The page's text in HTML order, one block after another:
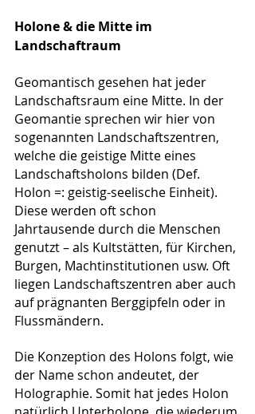
Holone & die Mitte im
Landschaftraum
Geomantisch gesehen hat jeder
Landschaftsraum eine Mitte. In der
Geomantie sprechen wir hier von
sogenannten Landschaftszentren,
welche die geistige Mitte eines
Landschaftsholons bilden (Def.
Holon =: geistig-seelische Einheit).
Diese werden oft schon
Jahrtausende durch die Menschen
genutzt – als Kultstätten, für Kirchen,
Burgen, Machtinstitutionen usw. Oft
liegen Landschaftszentren aber auch
auf prägnanten Berggipfeln oder in
Flussmändern.
Die Konzeption des Holons folgt, wie
der Name schon andeutet, der
Holographie. Somit hat jedes Holon